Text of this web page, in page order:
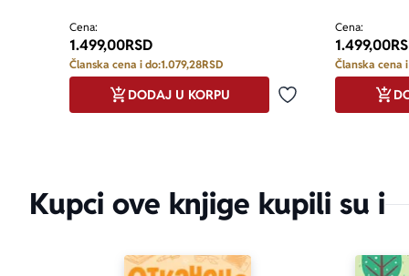
Cena:
1.499,00RSD
Članska cena i do:1.079,28RSD
Dodaj u omiljene
DODAJ U KORPU
Cena:
1.499,00
Članska cena
Kupci ove knjige kupili su i